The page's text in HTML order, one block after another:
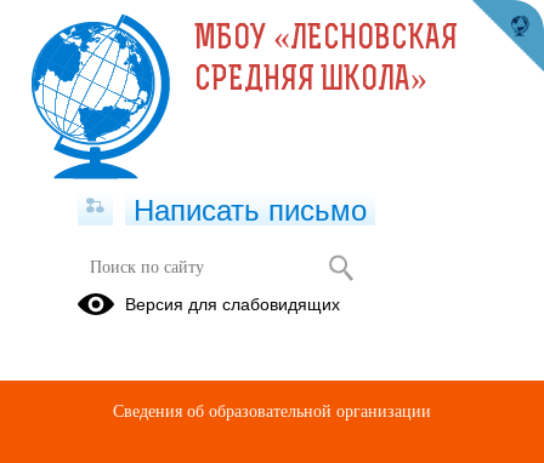
Локальные акты
МБОУ «ЛЕСНОВСКАЯ
СРЕДНЯЯ ШКОЛА»
Написать письмо
Версия для слабовидящих
Сведения об образовательной организации